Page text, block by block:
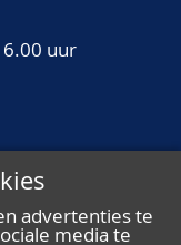
uur
advertenties te
media te